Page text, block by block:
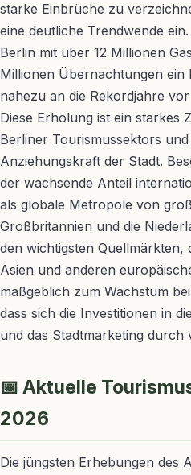
starke Einbrüche zu
eine deutliche Trendwende
Berlin mit über 12 Millionen
Millionen Übernachtungen ein
nahezu an die Rekordjahre
Diese Erholung ist ein starkes
Berliner Tourismussektors
Anziehungskraft der Stadt.
der wachsende Anteil
als globale Metropole von
Großbritannien und die
den wichtigsten Quellmärkten,
Asien und anderen
maßgeblich zum Wachstum
dass sich die Investitionen in
und das Stadtmarketing durch
📅 Aktuelle
2026
Die jüngsten Erhebungen des